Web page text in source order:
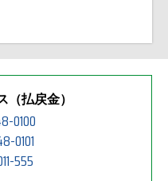
払戻金）
0100
0101
555